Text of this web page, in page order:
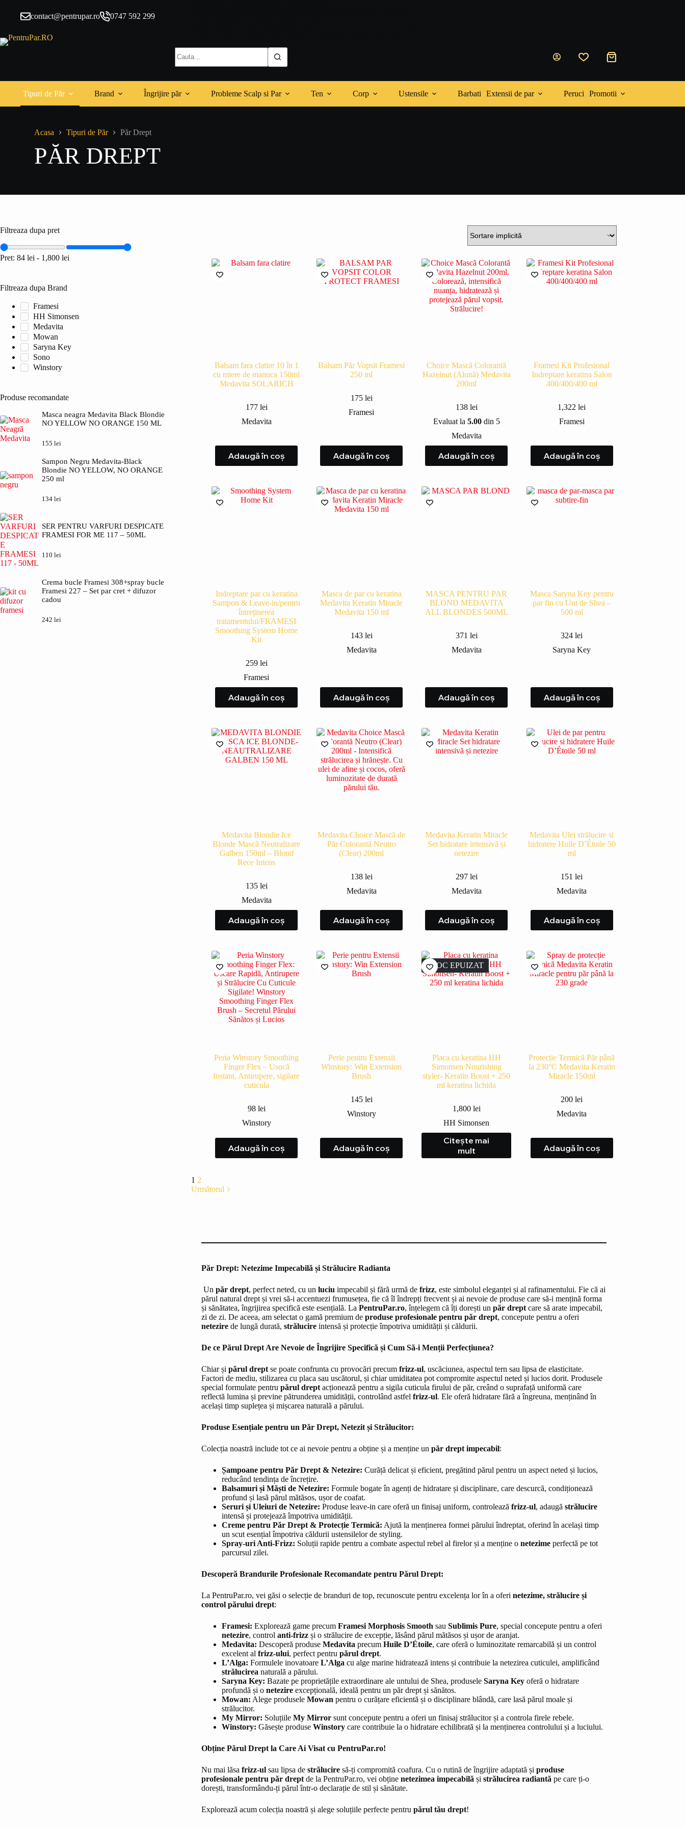
conținut
contact@pentrupar.ro 0747 592 299
rezultat
Coș
Tipuri de Păr
Brand Îngrijire păr Probleme Scalp si Par Ten Corp Ustensile Barbati Extensii de par Peruci Promotii
Acasa Tipuri de Păr Păr Drept
PĂR DREPT
Balsam fara clatire 10 în 1
cu miere de manuca 150ml
Medavita SOLARICH
177 lei
Medavita
Adaugă în coș
Balsam Păr Vopsit Framesi
250 ml
175 lei
Framesi
Adaugă în coș
Choice Mască Colorantă
Hazelnut (Alună) Medavita
200ml
138 lei
Evaluat la 5.00din 5
Medavita
Adaugă în coș
Framesi Kit Profesional
Indreptare keratina Salon
400/400/400 ml
1,322 lei
Framesi
Adaugă în coș
Indreptare par cu keratina
Sampon & Leave-in/pentru
întreținerea
tratamentului/FRAMESI
Smoothing System Home
Kit
259 lei
Framesi
Adaugă în coș
Masca de par cu keratina
Medavita Keratin Miracle
Medavita 150 ml
143 lei
Medavita
Adaugă în coș
MASCA PENTRU PAR
BLOND MEDAVITA
ALL BLONDES 500ML
371 lei
Medavita
Adaugă în coș
Masca Saryna Key pentru
par fin cu Unt de Shea –
500 ml
324 lei
Saryna Key
Adaugă în coș
Medavita Blondie Ice
Blonde Mască Neutralizare
Galben 150ml – Blond
Rece Intens
135 lei
Medavita
Adaugă în coș
Medavita Choice Mască de
Păr Colorantă Neutro
(Clear) 200ml
138 lei
Medavita
Adaugă în coș
Medavita Keratin Miracle
Set hidratare intensivă și
netezire
297 lei
Medavita
Adaugă în coș
Medavita Ulei strălucire si
hidratere Huile D’Étoile 50
ml
151 lei
Medavita
Adaugă în coș
Peria Winstory Smoothing
Finger Flex – Usucă
Instant, Antirupere, sigilare
cuticula
98 lei
Winstory
Adaugă în coș
Perie pentru Extensii
Winstory: Win Extension
Brush
145 lei
Winstory
Adaugă în coș
STOC EPUIZAT
Placa cu keratina HH
Simonsen Nourishing
styler- Keratin Boost + 250
ml keratina lichida
1,800 lei
HH Simonsen
Citește mai
mult
Protecție Termică Păr până
la 230°C Medavita Keratin
Miracle 150ml
200 lei
Medavita
Adaugă în coș
1 2
Următorul
Păr Drept: Netezime Impecabilă și Strălucire Radianta
Un păr drept, perfect neted, cu un luciu impecabil și fără urmă de frizz, este simbolul eleganței și al rafinamentului. Fie că ai
părul natural drept și vrei să-i accentuezi frumusețea, fie că îl îndrepți frecvent și ai nevoie de produse care să-i mențină forma
și sănătatea, îngrijirea specifică este esențială. La PentruPar.ro, înțelegem că îți dorești un păr dreptcare să arate impecabil,
zi de zi. De aceea, am selectat o gamă premium de produse profesionale pentru păr drept, concepute pentru a oferi
netezirede lungă durată, strălucireintensă și protecție împotriva umidității și căldurii.
De ce Părul Drept Are Nevoie de Îngrijire Specifică și Cum Să-i Menții Perfecțiunea?
Chiar și părul dreptse poate confrunta cu provocări precum frizz-ul, uscăciunea, aspectul tern sau lipsa de elasticitate.
Factori de mediu, stilizarea cu placa sau uscătorul, și chiar umiditatea pot compromite aspectul neted și lucios dorit. Produsele
special formulate pentru părul dreptacționează pentru a sigila cuticula firului de păr, creând o suprafață uniformă care
reflectă lumina și previne pătrunderea umidității, controlând astfel frizz-ul. Ele oferă hidratare fără a îngreuna, menținând în
același timp suplețea și mișcarea naturală a părului.
Produse Esențiale pentru un Păr Drept, Netezit și Strălucitor:
Colecția noastră include tot ce ai nevoie pentru a obține și a menține un păr drept impecabil:
Șampoane pentru Păr Drept & Netezire: Curăță delicat și eficient, pregătind părul pentru un aspect neted și lucios,
reducând tendința de încrețire.
Balsamuri și Măști de Netezire: Formule bogate în agenți de hidratare și disciplinare, care descurcă, condiționează
profund și lasă părul mătăsos, ușor de coafat.
Seruri și Uleiuri de Netezire: Produse leave-in care oferă un finisaj uniform, controlează frizz-ul, adaugă strălucire
intensă și protejează împotriva umidității.
Creme pentru Păr Drept & Protecție Termică: Ajută la menținerea formei părului îndreptat, oferind în același timp
un scut esențial împotriva căldurii ustensilelor de styling.
Spray-uri Anti-Frizz: Soluții rapide pentru a combate aspectul rebel al firelor și a menține o netezimeperfectă pe tot
parcursul zilei.
Descoperă Brandurile Profesionale Recomandate pentru Părul Drept:
La PentruPar.ro, vei găsi o selecție de branduri de top, recunoscute pentru excelența lor în a oferi netezime, strălucire și
control părului drept:
Framesi: Explorează game precum Framesi Morphosis Smooth sau Sublìmis Pure, special concepute pentru a oferi
netezire, control anti-frizzși o strălucire de excepție, lăsând părul mătăsos și ușor de aranjat.
Medavita: Descoperă produse Medavita precum Huile D’Étoile, care oferă o luminozitate remarcabilă și un control
excelent al frizz-ului, perfect pentru părul drept.
L’Alga: Formulele inovatoare L’Alga cu alge marine hidratează intens și contribuie la netezirea cuticulei, amplificând
strălucirea naturală a părului.
Saryna Key: Bazate pe proprietățile extraordinare ale untului de Shea, produsele Saryna Keyoferă o hidratare
profundă și o netezireexcepțională, ideală pentru un păr drept și sănătos.
Mowan: Alege produsele Mowan pentru o curățare eficientă și o disciplinare blândă, care lasă părul moale și
strălucitor.
My Mirror: Soluțiile My Mirrorsunt concepute pentru a oferi un finisaj strălucitor și a controla firele rebele.
Winstory: Găsește produse Winstorycare contribuie la o hidratare echilibrată și la menținerea controlului și a luciului.
Obține Părul Drept la Care Ai Visat cu PentruPar.ro!
Nu mai lăsa frizz-ulsau lipsa de străluciresă-ți compromită coafura. Cu o rutină de îngrijire adaptată și produse
profesionale pentru păr dreptde la PentruPar.ro, vei obține netezimea impecabilă și strălucirea radiantă pe care ți-o
dorești, transformându-ți părul într-o declarație de stil și sănătate.
Explorează acum colecția noastră și alege soluțiile perfecte pentru părul tău drept!
Filtreaza dupa pret
Pret: 84 lei - 1,800 lei
Filtreaza dupa Brand
Framesi
HH Simonsen
Medavita
Mowan
Saryna Key
Sono
Winstory
Produse recomandate
Masca neagra Medavita Black Blondie
NO YELLOW NO ORANGE 150 ML
155 lei
Sampon Negru Medavita-Black
Blondie NO YELLOW, NO ORANGE
250 ml
134 lei
SER PENTRU VARFURI DESPICATE
FRAMESI FOR ME 117 – 50ML
110 lei
Crema bucle Framesi 308+spray bucle
Framesi 227 – Set par cret + difuzor
cadou
242 lei